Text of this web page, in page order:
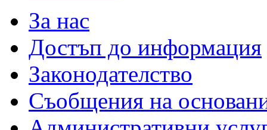
За нас
Достъп до информация
Законодателство
Съобщения на